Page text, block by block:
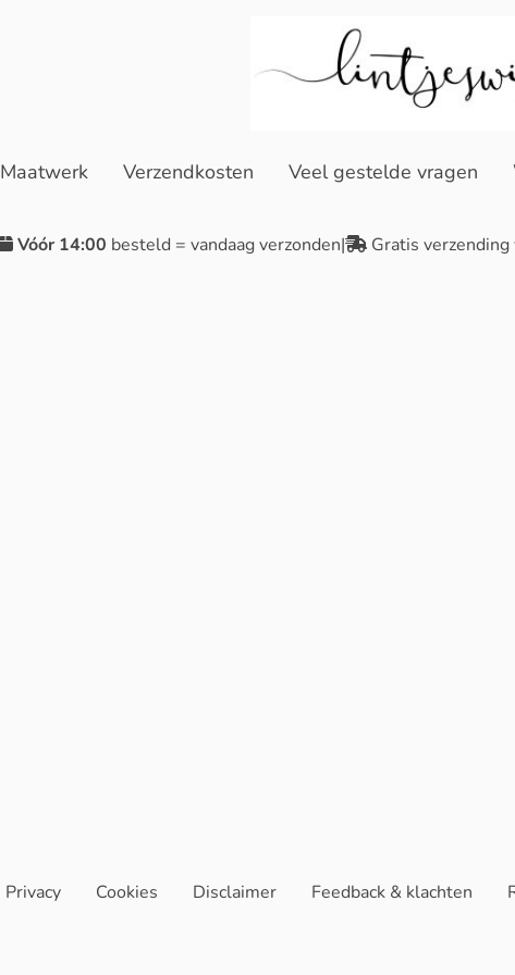
Maatwerk Verzendkosten Veel gestelde vragen
Vóór 14:00 besteld = vandaag verzonden| Gratis verzending
Privacy Cookies Disclaimer Feedback & klachten